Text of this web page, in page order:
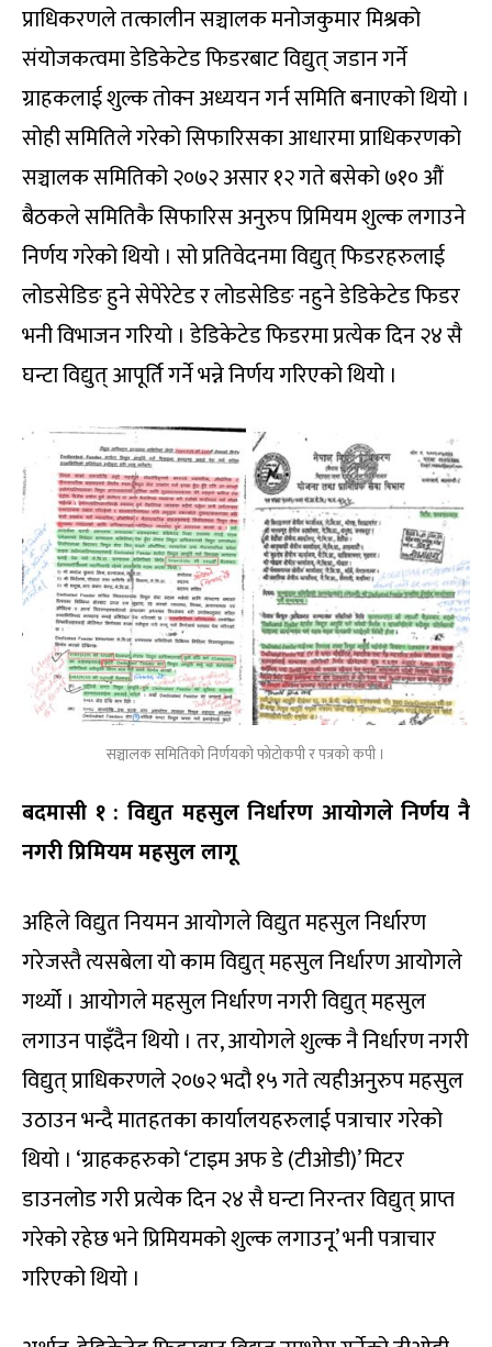
प्राधिकरणले तत्कालीन सञ्चालक मनोजकुमार मिश्रको
संयोजकत्वमा डेडिकेटेड फिडरबाट विद्युत् जडान गर्ने
ग्राहकलाई शुल्क तोक्न अध्ययन गर्न समिति बनाएको थियो ।
सोही समितिले गरेको सिफारिसका आधारमा प्राधिकरणको
सञ्चालक समितिको २०७२ असार १२ गते बसेको ७१० औं
बैठकले समितिकै सिफारिस अनुरुप प्रिमियम शुल्क लगाउने
निर्णय गरेको थियो । सो प्रतिवेदनमा विद्युत् फिडरहरुलाई
लोडसेडिङ हुने सेपेरेटेड र लोडसेडिङ नहुने डेडिकेटेड फिडर
भनी विभाजन गरियो । डेडिकेटेड फिडरमा प्रत्येक दिन २४ सै
घन्टा विद्युत् आपूर्ति गर्ने भन्ने निर्णय गरिएको थियो ।
सञ्चालक समितिको निर्णयको फोटोकपी र पत्रको कपी ।
बदमासी १ : विद्युत महसुल निर्धारण आयोगले निर्णय नै
नगरी प्रिमियम महसुल लागू
अहिले विद्युत नियमन आयोगले विद्युत महसुल निर्धारण
गरेजस्तै त्यसबेला यो काम विद्युत् महसुल निर्धारण आयोगले
गर्थ्यो । आयोगले महसुल निर्धारण नगरी विद्युत् महसुल
लगाउन पाइँदैन थियो । तर, आयोगले शुल्क नै निर्धारण नगरी
विद्युत् प्राधिकरणले २०७२ भदौ १५ गते त्यहीअनुरुप महसुल
उठाउन भन्दै मातहतका कार्यालयहरुलाई पत्राचार गरेको
थियो । ‘ग्राहकहरुको ‘टाइम अफ डे (टीओडी)’ मिटर
डाउनलोड गरी प्रत्येक दिन २४ सै घन्टा निरन्तर विद्युत् प्राप्त
गरेको रहेछ भने प्रिमियमको शुल्क लगाउनू’ भनी पत्राचार
गरिएको थियो ।